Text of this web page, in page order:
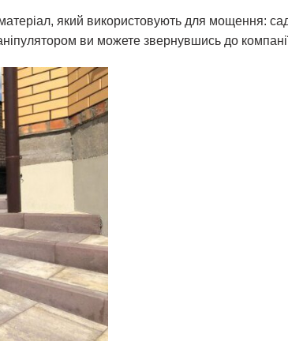
який використовують для мощення:
ви можете звернувшись до